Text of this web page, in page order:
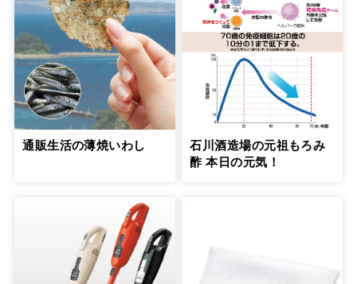
通販生活の薄焼いわし
石川酒造場の元祖もろみ
酢 本日の元気！